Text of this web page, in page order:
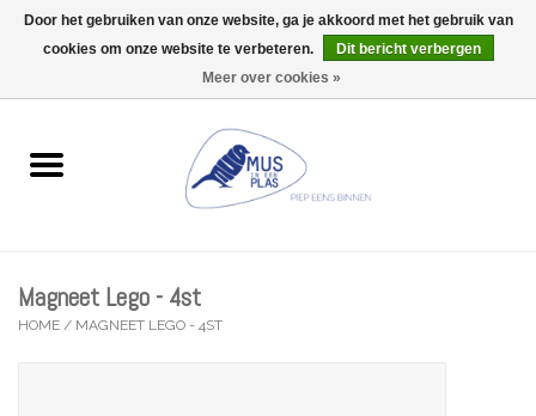
0 Artikelen - €0,00
Wenskaarten
Lifestyle
Magneet Lego - 4st
HOME / MAGNEET LEGO - 4ST
Door het gebruiken van onze website, ga je akkoord met het gebruik van
cookies om onze website te verbeteren.
Dit bericht verbergen
Meer over cookies »
Wij zijn uitzonderlijk gesloten op Do 06/08 en Do 13/08